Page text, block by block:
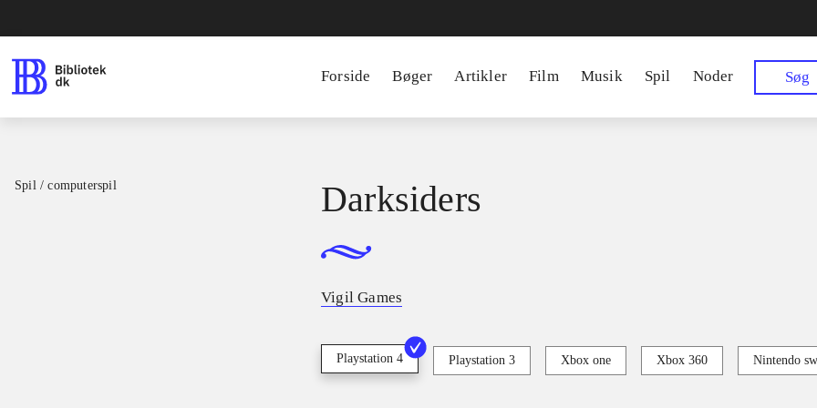
Forside Bøger Artikler Film Musik Spil Noder Søg
Spil / computerspil Darksiders
Vigil Games
Playstation 4 Playstation 3 Xbox one Xbox 360 Nintendo